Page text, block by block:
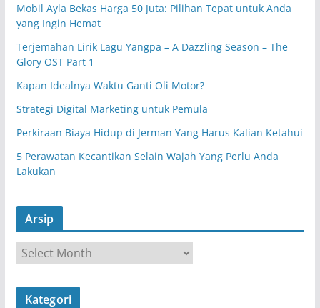
Mobil Ayla Bekas Harga 50 Juta: Pilihan Tepat untuk Anda
yang Ingin Hemat
Terjemahan Lirik Lagu Yangpa – A Dazzling Season – The
Glory OST Part 1
Kapan Idealnya Waktu Ganti Oli Motor?
Strategi Digital Marketing untuk Pemula
Perkiraan Biaya Hidup di Jerman Yang Harus Kalian Ketahui
5 Perawatan Kecantikan Selain Wajah Yang Perlu Anda
Lakukan
Arsip
r
s
Kategori